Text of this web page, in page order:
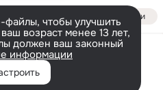
Войти
чтобы улучшить
возраст менее 13 лет,
должен ваш законный
информации